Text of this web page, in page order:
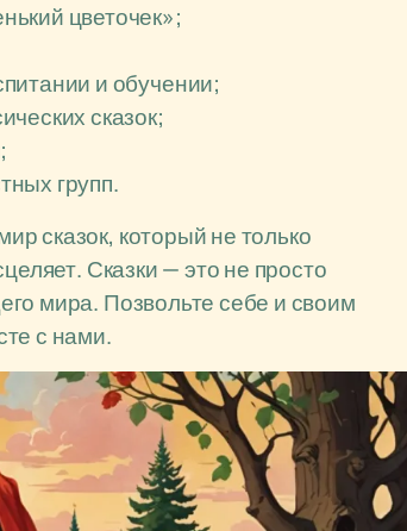
цветочек»;
и обучении;
сказок;
групп.
сказок, который не только
Сказки — это не просто
мира. Позвольте себе и своим
с нами.